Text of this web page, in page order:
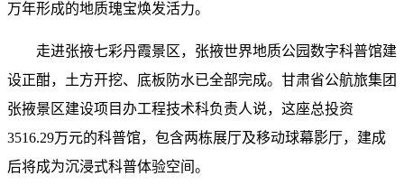
万年形成的地质瑰宝焕发活力。
走进张掖七彩丹霞景区，张掖世界地质公园数字科普馆建
设正酣，土方开挖、底板防水已全部完成。甘肃省公航旅集团
张掖景区建设项目办工程技术科负责人说，这座总投资
3516.29万元的科普馆，包含两栋展厅及移动球幕影厅，建成
后将成为沉浸式科普体验空间。